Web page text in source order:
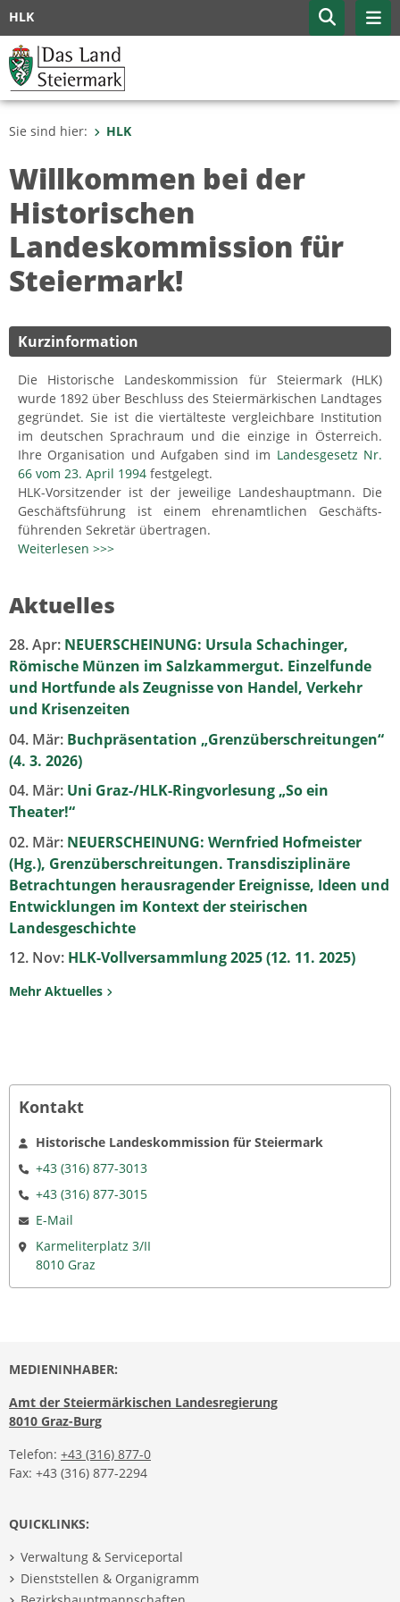
HLK
Sie sind hier: HLK
Willkommen bei der
Historischen
Landeskommission für
Steiermark!
Kurzinformation
Die Historische Landeskommission für Steiermark (HLK)
wurde 1892 über Beschluss des Steiermärkischen Landtages
gegründet. Sie ist die viertälteste vergleichbare Institution
im deutschen Sprachraum und die einzige in Österreich.
Ihre Organisation und Aufgaben sind im Landesgesetz Nr.
66 vom 23. April 1994 festgelegt.
HLK-Vorsitzender ist der jeweilige Landeshauptmann. Die
Geschäftsführung ist einem ehrenamtlichen Geschäfts-
führenden Sekretär übertragen.
Weiterlesen >>>
Aktuelles
28. Apr: NEUERSCHEINUNG: Ursula Schachinger,
Römische Münzen im Salzkammergut. Einzelfunde
und Hortfunde als Zeugnisse von Handel, Verkehr
und Krisenzeiten
04. Mär: Buchpräsentation „Grenzüberschreitungen“
(4. 3. 2026)
04. Mär: Uni Graz-/HLK-Ringvorlesung „So ein
Theater!“
02. Mär: NEUERSCHEINUNG: Wernfried Hofmeister
(Hg.), Grenzüberschreitungen. Transdisziplinäre
Betrachtungen herausragender Ereignisse, Ideen und
Entwicklungen im Kontext der steirischen
Landesgeschichte
12. Nov: HLK-Vollversammlung 2025 (12. 11. 2025)
Mehr Aktuelles
Kontakt
Historische Landeskommission für Steiermark
+43 (316) 877-3013
+43 (316) 877-3015
E-Mail
Karmeliterplatz 3/II
8010 Graz
MEDIENINHABER:
Amt der Steiermärkischen Landesregierung
8010 Graz-Burg
Telefon: +43 (316) 877-0
Fax: +43 (316) 877-2294
QUICKLINKS:
Verwaltung & Serviceportal
Dienststellen & Organigramm